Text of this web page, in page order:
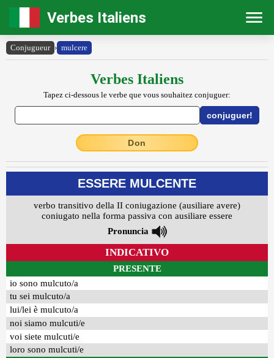
Verbes Italiens
Conjugueur › mulcere
Verbes Italiens
Tapez ci-dessous le verbe que vous souhaitez conjuguer:
Don
ESSERE MULCENTE
verbo transitivo della II coniugazione (ausiliare avere)
coniugato nella forma passiva con ausiliare essere
Pronuncia
INDICATIVO
PRESENTE
io sono mulcuto/a
tu sei mulcuto/a
lui/lei è mulcuto/a
noi siamo mulcuti/e
voi siete mulcuti/e
loro sono mulcuti/e